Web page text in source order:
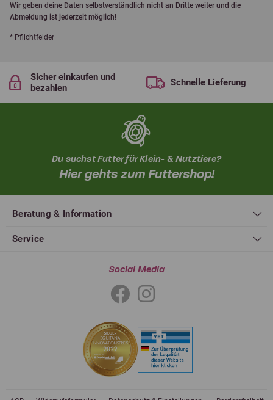
Wir geben deine Daten selbstverständlich nicht an Dritte weiter und die
Abmeldung ist jederzeit möglich!
* Pflichtfelder
Sicher einkaufen und
bezahlen
Schnelle Lieferung
Du suchst Futter für Klein- & Nutztiere?
Hier gehts zum Futtershop!
Beratung & Information
Service
Social Media